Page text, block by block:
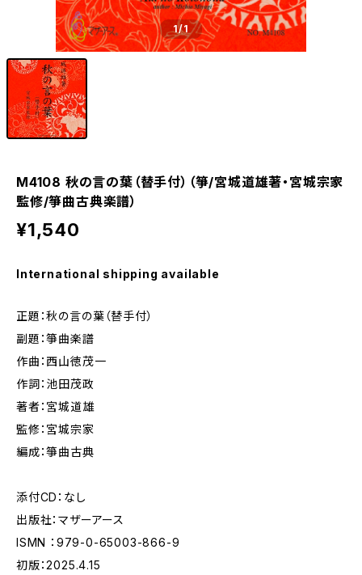
1/1
M4108 秋の言の葉（替手付）（箏/宮城道雄著・宮城宗家
監修/箏曲古典楽譜）
¥1,540
International shipping available
正題：秋の言の葉（替手付）
副題：箏曲楽譜
作曲：西山徳茂一
作詞：池田茂政
著者：宮城道雄
監修：宮城宗家
編成：箏曲古典
添付CD：なし
出版社：マザーアース
ISMN ：979-0-65003-866-9
初版：2025.4.15